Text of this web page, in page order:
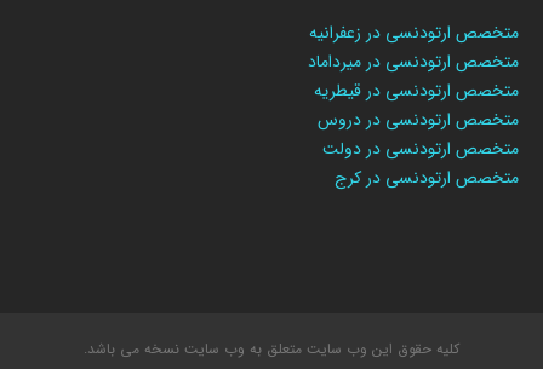
متخصص ارتودنسی در زعفرانیه
متخصص ارتودنسی در میرداماد
متخصص ارتودنسی در قیطریه
متخصص ارتودنسی در دروس
متخصص ارتودنسی در دولت
متخصص ارتودنسی در کرج
کلیه حقوق این وب سایت متعلق به وب سایت نسخه می باشد.